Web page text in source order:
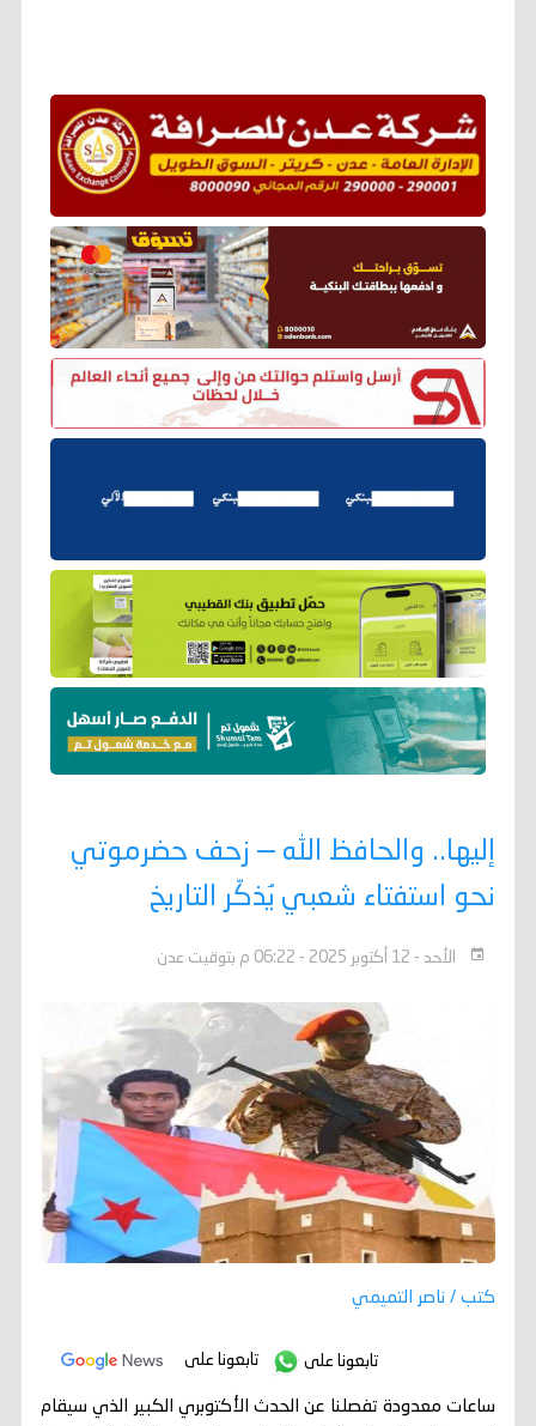
إليها.. والحافظ الله — زحف حضرموتي
نحو استفتاء شعبي يُذكّر التاريخ
الأحد - 12 أكتوبر 2025 - 06:22 م بتوقيت عدن
كتب / ناصر التميمي
تابعونا على تابعونا على
ساعات معدودة تفصلنا عن الحدث الأكتوبري الكبير الذي سيقام